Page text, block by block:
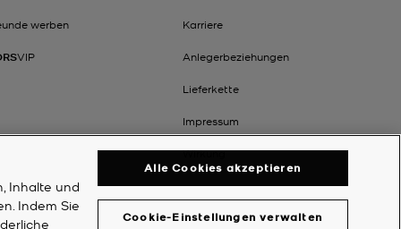
werben
VIP
Karriere
Anlegerbeziehungen
Lieferkette
Impressum
Wirkung
Inhalte und
Indem Sie
Cookie-Einstellungen verwalten
Alle Cookies akzeptieren